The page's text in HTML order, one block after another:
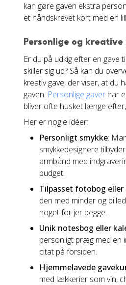
kan gøre gaven ekstra
et håndskrevet kort med en
Personlige og
Er du på udkig efter en gave
skiller sig ud? Så kan du
kreativ gave, der viser, at du
gaven. Personlige gaver har
bliver ofte husket længe
Her er nogle idéer:
Personligt smykke:
smykkedesignere
armbånd med
budget.
Tilpasset fotobog
den med minder og
noget for jer begge.
Unik notesbog eller
personligt præg med en
citat på forsiden.
Hjemmelavede
med lækkerier som vin,